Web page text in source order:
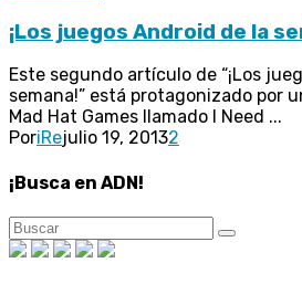
¡Los juegos Android de la
Este segundo artículo de “¡Los
semana!” está protagonizado por
Mad Hat Games llamado I Need ...
PoriRejulio 19, 20132
¡Busca en ADN!